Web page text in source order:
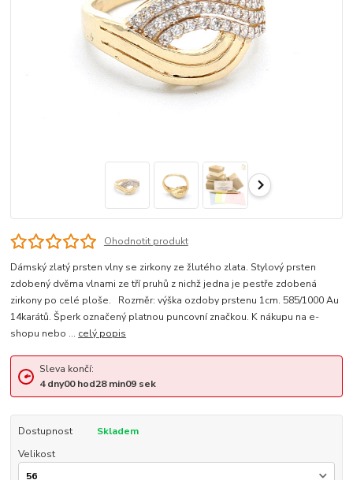
Ohodnotit produkt
Dámský zlatý prsten vlny se zirkony ze žlutého zlata. Stylový prsten
zdobený dvěma vlnami ze tří pruhů z nichž jedna je pestře zdobená
zirkony po celé ploše. Rozměr: výška ozdoby prstenu 1cm. 585/1000 Au
14karátů. Šperk označený platnou puncovní značkou. K nákupu na e-
shopu nebo ... celý popis
Sleva končí:
4 dny00hod28min09sek
Dostupnost
Skladem
Velikost